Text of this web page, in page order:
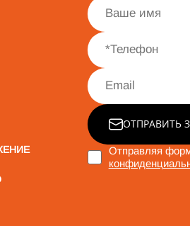
ОТПРАВИТЬ
Отправляя